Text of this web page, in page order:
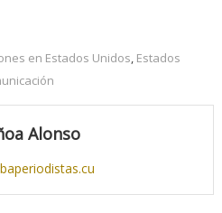
en Estados Unidos, Estados
Alonso